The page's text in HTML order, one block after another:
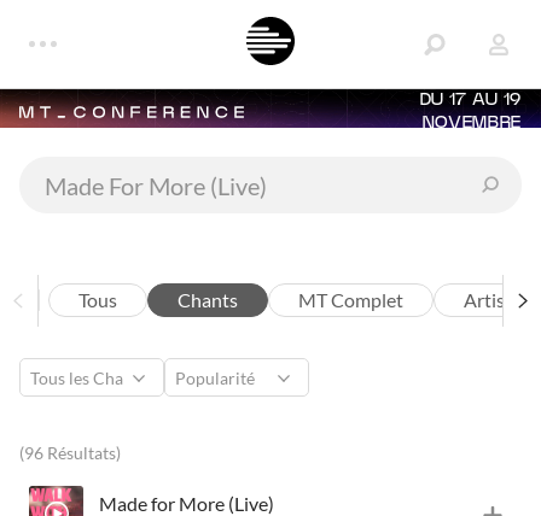
DU 17 AU 19
NOVEMBRE
Tous Chants MT Complet Artistes
(96 Résultats)
Made for More (Live)